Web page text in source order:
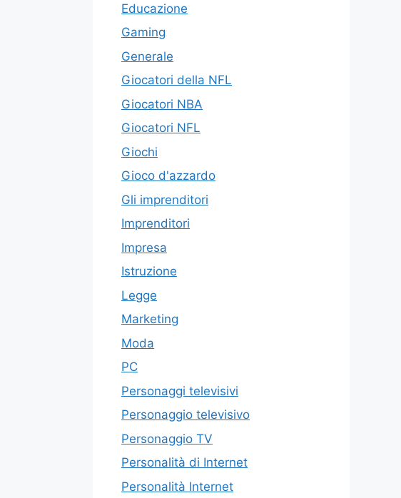
Educazione
Gaming
Generale
Giocatori della NFL
Giocatori NBA
Giocatori NFL
Giochi
Gioco d'azzardo
Gli imprenditori
Imprenditori
Impresa
Istruzione
Legge
Marketing
Moda
PC
Personaggi televisivi
Personaggio televisivo
Personaggio TV
Personalità di Internet
Personalità Internet